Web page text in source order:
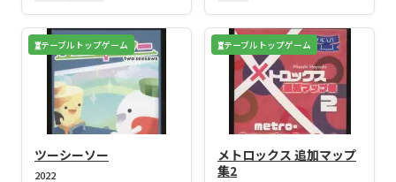
テーブルトップゲーム
ツーシーソー
2022
テーブルトップゲーム
メトロックス 追加マップ
集2